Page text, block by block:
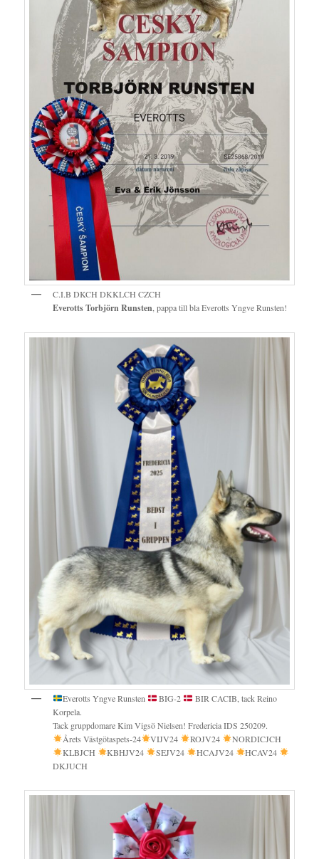
C.I.B DKCH DKKLCH CZCH
Everotts Torbjörn Runsten, pappa till bla Everotts Yngve Runsten!
Everotts Yngve Runsten BIG-2
BIR CACIB, tack Reino
Korpela.
Tack gruppdomare Kim Vigsö Nielsen! Fredericia IDS 250209.
Årets Västgötaspets-24
VIJV24 ROJV24
NORDICJCH
KLBJCH
KBHJV24 SEJV24 HCAJV24
HCAV24
DKJUCH